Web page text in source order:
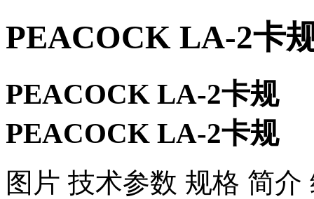
PEACOCK LA-2卡
PEACOCK LA-2卡规
PEACOCK LA-2卡规
图片 技术参数 规格 简